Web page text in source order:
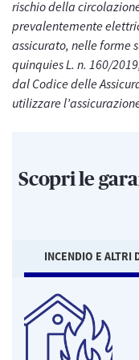
rischio della
prevalentemente
assicurato, nelle forme
quinquies L. n. 160/
dal Codice delle
utilizzare
Scopri le
INCENDIO E ALTRI